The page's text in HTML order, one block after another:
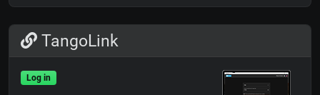
TangoLink
Log in